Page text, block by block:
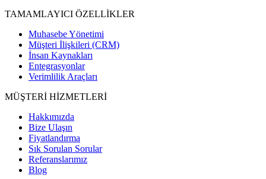
TAMAMLAYICI ÖZELLİKLER
Muhasebe Yönetimi
Müşteri İlişkileri (CRM)
İnsan Kaynakları
Entegrasyonlar
Verimlilik Araçları
MÜŞTERİ HİZMETLERİ
Hakkımızda
Bize Ulaşın
Fiyatlandırma
Sık Sorulan Sorular
Referanslarımız
Blog